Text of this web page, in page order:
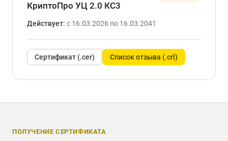
КриптоПро УЦ 2.0 КС3
Действует: с 16.03.2026 по 16.03.2041
Сертификат (.cer) Список отзыва (.crl)
ПОЛУЧЕНИЕ СЕРТИФИКАТА